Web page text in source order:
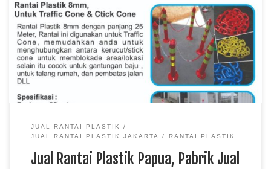
Jual Rantai Plastik Papua, Pabrik Jual Rantai Plastik Papua,
Jual Rantai Plastik Murah, Jual Rantai Plastik Kalimantan,
Rantai Plastik Murah di Papua RANTAI PEMBATAS JALAN
PLASTIK
JUAL RANTAI PLASTIK
JUAL RANTAI PLASTIK JAKARTA
RANTAI PLASTIK
Jual Rantai Plastik Papua, Pabrik Jual